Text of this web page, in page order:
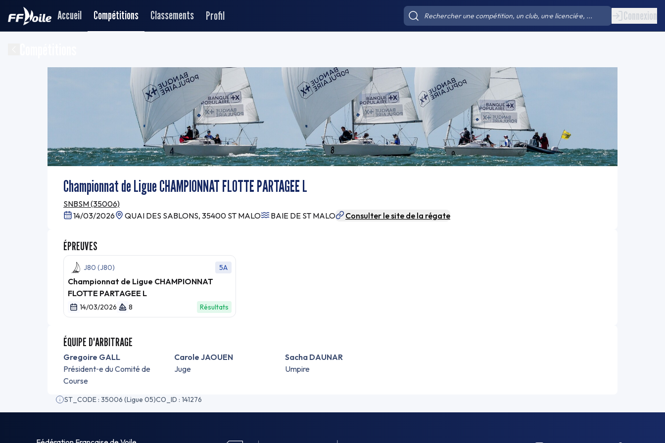
Accueil Compétitions Classements Profil Connexion
Championnat de Ligue CHAMPIONNAT FLOTTE PARTAGEE L
SNBSM (35006)
14/03/2026
QUAI DES SABLONS, 35400 ST MALO BAIE DE ST MALO Consulter le site de la régate
ÉPREUVES
J80 (J80) 5A
Championnat de Ligue CHAMPIONNAT
FLOTTE PARTAGEE L
14/03/2026 8 Résultats
ÉQUIPE D'ARBITRAGE
Gregoire GALL
Président‑e du Comité de
Course
Carole JAOUEN
Juge
Sacha DAUNAR
Umpire
ST_CODE : 35006 (Ligue 05)CO_ID : 141276